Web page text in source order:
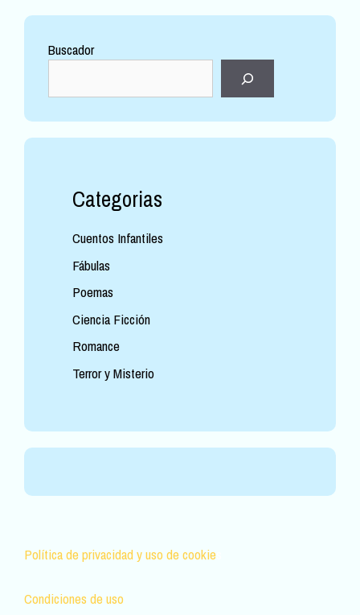
Buscador
Categorias
Cuentos Infantiles
Fábulas
Poemas
Ciencia Ficción
Romance
Terror y Misterio
Política de privacidad y uso de cookie
Condiciones de uso